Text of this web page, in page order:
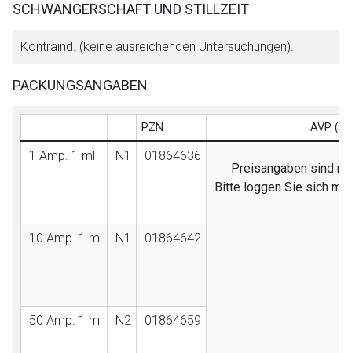
SCHWANGERSCHAFT UND STILLZEIT
Kontraind. (keine ausreichenden Untersuchungen).
PACKUNGSANGABEN
PZN AVP
1 Amp. 1 ml N1
01864636
Preisangaben sind
Bitte loggen Sie sich mit
10 Amp. 1 ml N1 01864642
50 Amp. 1 ml N2 01864659